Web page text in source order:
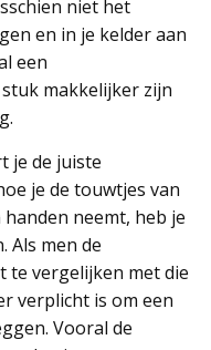
niet het
en in je kelder aan
een
makkelijker zijn
je de juiste
je de touwtjes van
neemt, heb je
Als men de
te vergelijken met die
verplicht is om een
Vooral de